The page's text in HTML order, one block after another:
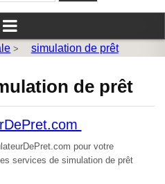
> simulation de prêt
de prêt
pour votre
services de simulation de prêt